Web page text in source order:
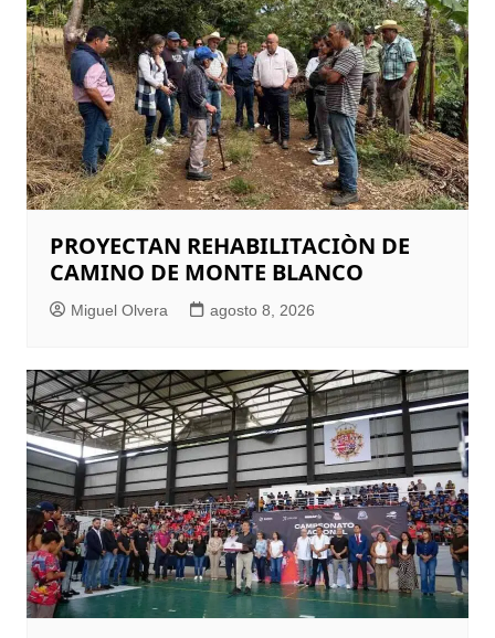
PROYECTAN REHABILITACIÒN DE
CAMINO DE MONTE BLANCO
Miguel Olvera agosto 8, 2026